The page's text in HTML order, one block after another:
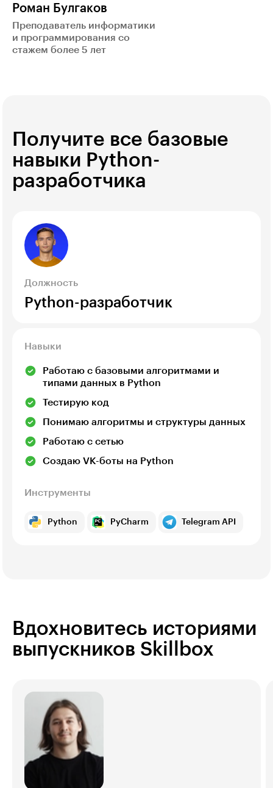
Роман Булгаков
Преподаватель информатики
и программирования со
стажем более 5 лет
Получите все базовые
навыки Python-
разработчика
Должность
Python-разработчик
Навыки
Работаю с базовыми алгоритмами и
типами данных в Python
Тестирую код
Понимаю алгоритмы и структуры данных
Работаю с сетью
Создаю VK-боты на Python
Инструменты
Python PyCharm Telegram API
Вдохновитесь историями
выпускников Skillbox